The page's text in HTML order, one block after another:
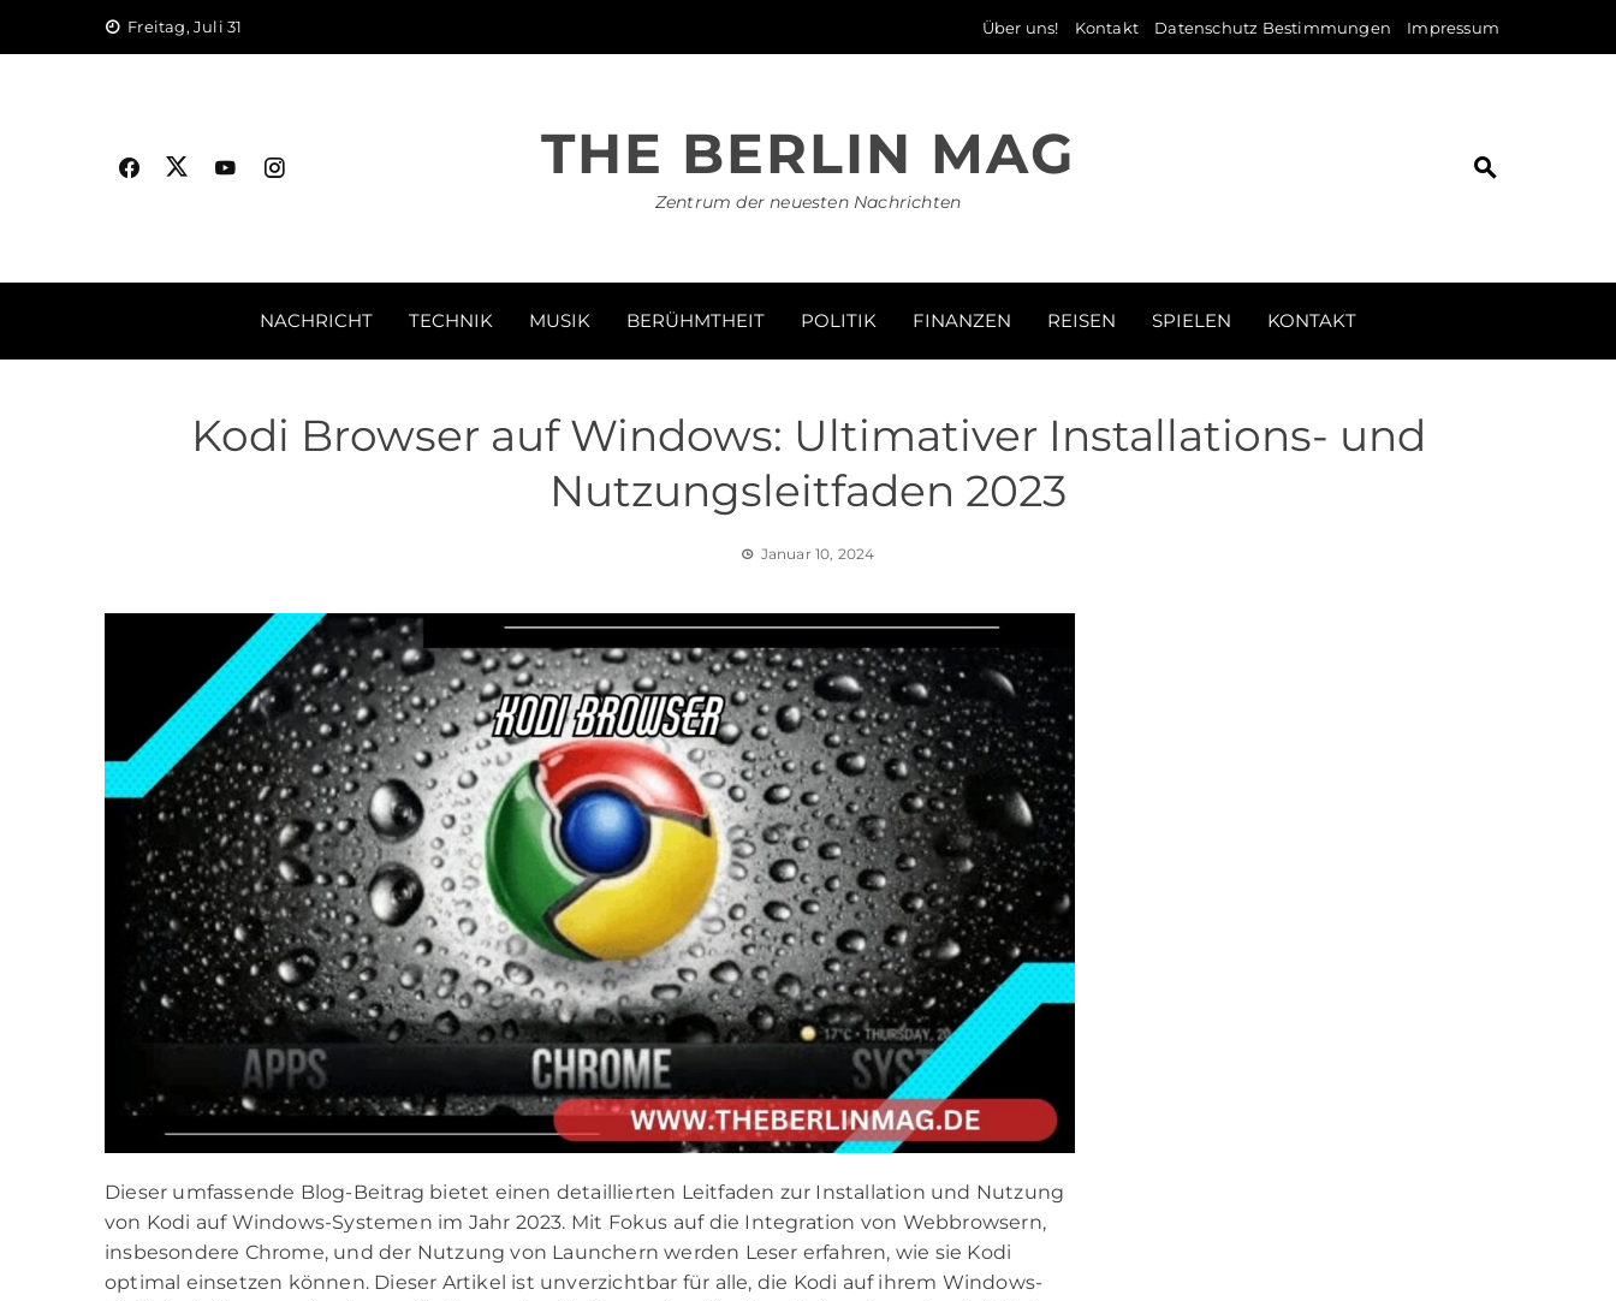
Freitag, Juli 31 Über uns! Kontakt Datenschutz Bestimmungen Impressum
THE BERLIN MAG
Zentrum der neuesten Nachrichten
NACHRICHT TECHNIK MUSIK BERÜHMTHEIT POLITIK FINANZEN REISEN SPIELEN KONTAKT
Kodi Browser auf Windows: Ultimativer Installations- und
Nutzungsleitfaden 2023
Januar 10, 2024
Dieser umfassende Blog-Beitrag bietet einen detaillierten Leitfaden zur Installation und Nutzung
von Kodi auf Windows-Systemen im Jahr 2023. Mit Fokus auf die Integration von Webbrowsern,
insbesondere Chrome, und der Nutzung von Launchern werden Leser erfahren, wie sie Kodi
optimal einsetzen können. Dieser Artikel ist unverzichtbar für alle, die Kodi auf ihrem Windows-